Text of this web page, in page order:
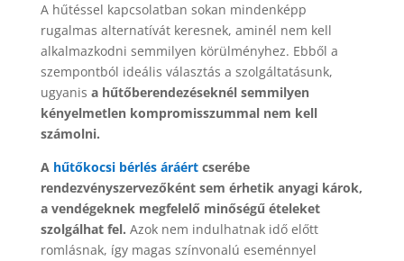
A hűtéssel kapcsolatban sokan mindenképp
rugalmas alternatívát keresnek, aminél nem kell
alkalmazkodni semmilyen körülményhez. Ebből a
szempontból ideális választás a szolgáltatásunk,
ugyanis a hűtőberendezéseknél semmilyen
kényelmetlen kompromisszummal nem kell
számolni.
A hűtőkocsi bérlés áráértcserébe
rendezvényszervezőként sem érhetik anyagi károk,
a vendégeknek megfelelő minőségű ételeket
szolgálhat fel. Azok nem indulhatnak idő előtt
romlásnak, így magas színvonalú eseménnyel